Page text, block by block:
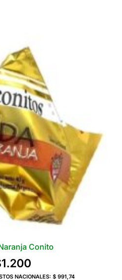
variantes.
Las
opciones
se
pueden
elegir
en
la
página
del
producto
Conito
1.200
NACIONALES: $ 991,74